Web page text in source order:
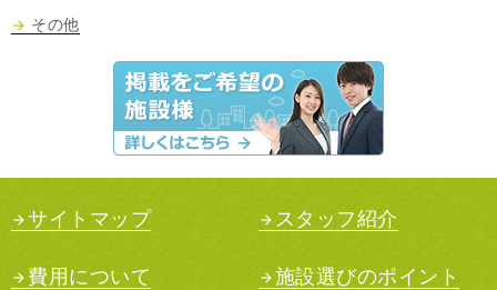
その他
サイトマップ スタッフ紹介
費用について 施設選びのポイント